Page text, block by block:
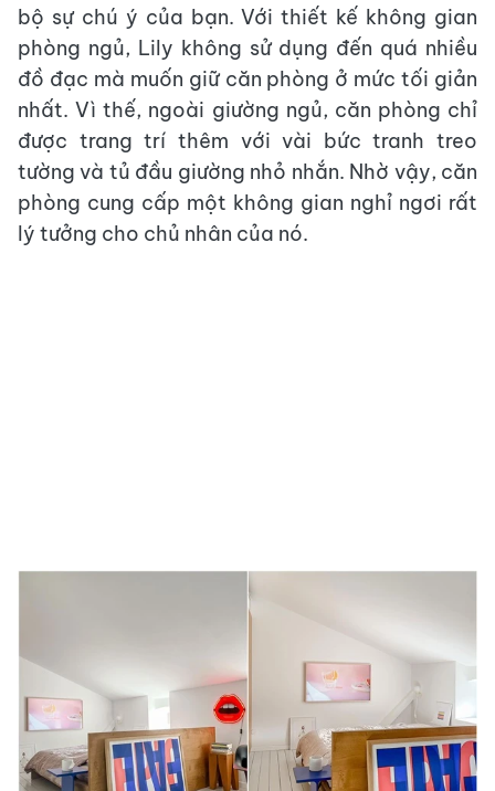
bộ sự chú ý của bạn. Với thiết kế không gian
phòng ngủ, Lily không sử dụng đến quá nhiều
đồ đạc mà muốn giữ căn phòng ở mức tối giản
nhất. Vì thế, ngoài giường ngủ, căn phòng chỉ
được trang trí thêm với vài bức tranh treo
tường và tủ đầu giường nhỏ nhắn. Nhờ vậy, căn
phòng cung cấp một không gian nghỉ ngơi rất
lý tưởng cho chủ nhân của nó.